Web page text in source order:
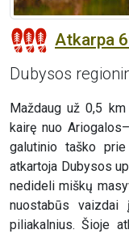
Atkarpa
Dubysos
Maždaug už 0,5
kairę nuo
galutinio taško
atkartoja Dubysos
nedideli miškų
nuostabūs
piliakalnius. Šioje